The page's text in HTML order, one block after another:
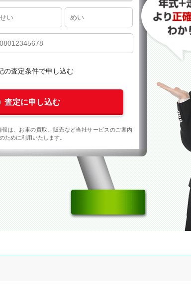
の査定条件で申し込む
査定に申し込む
は、お車の買取、販売など当社サービスのご案内
ために利用いたします。